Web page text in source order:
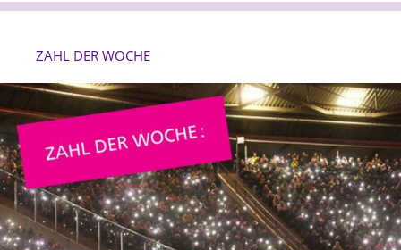
ZAHL DER WOCHE